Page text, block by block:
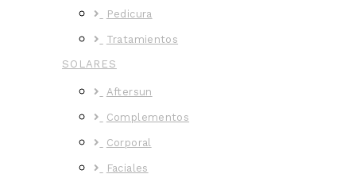
Pedicura
Tratamientos
SOLARES
Aftersun
Complementos
Corporal
Faciales